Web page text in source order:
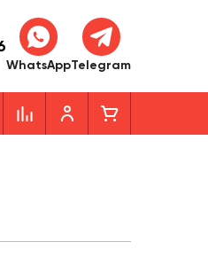
WhatsAppTelegram